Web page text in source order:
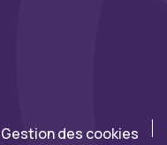
Gestion des cookies